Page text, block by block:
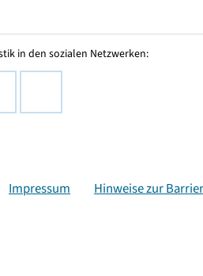
in den sozialen Netzwerken:
Impressum Hinweise zur